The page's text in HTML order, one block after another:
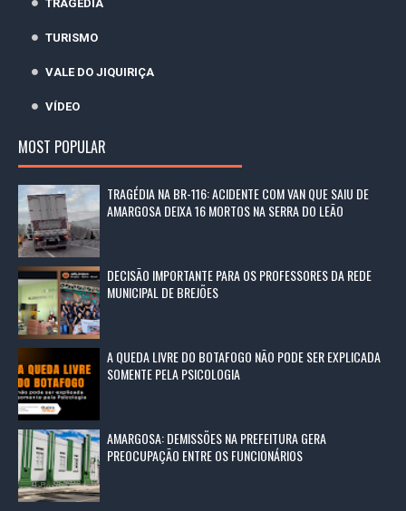
TRAGÉDIA
TURISMO
VALE DO JIQUIRIÇA
VÍDEO
MOST POPULAR
TRAGÉDIA NA BR-116: ACIDENTE COM VAN QUE SAIU DE
AMARGOSA DEIXA 16 MORTOS NA SERRA DO LEÃO
DECISÃO IMPORTANTE PARA OS PROFESSORES DA REDE
MUNICIPAL DE BREJÕES
A QUEDA LIVRE DO BOTAFOGO NÃO PODE SER EXPLICADA
SOMENTE PELA PSICOLOGIA
AMARGOSA: DEMISSÕES NA PREFEITURA GERA
PREOCUPAÇÃO ENTRE OS FUNCIONÁRIOS